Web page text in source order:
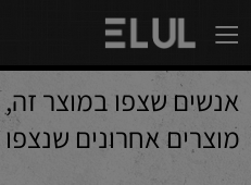
אנשים שצפו במוצר זה,
מוצרים אחרונים שנצפו